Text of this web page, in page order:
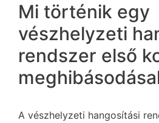
Mi történik egy
vészhelyzeti
rendszer első
A vészhelyzeti hangosítási